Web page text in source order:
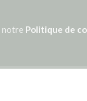
notre Politique de